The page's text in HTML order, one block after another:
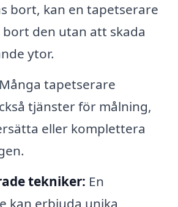
bort, kan en tapetserare
den utan att skada
ytor.
Många tapetserare
tjänster för målning,
eller komplettera
tekniker: En
kan erbjuda unika